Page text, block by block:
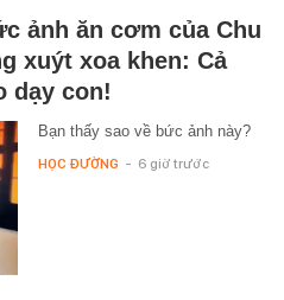
ảnh ăn cơm của Chu
xuýt xoa khen: Cả
dạy con!
Bạn thấy sao về bức ảnh này?
HỌC ĐƯỜNG - 6 giờ trước